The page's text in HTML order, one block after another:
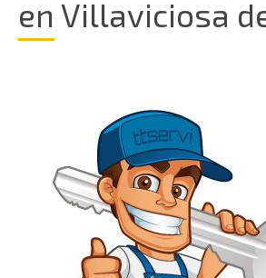
en Villaviciosa